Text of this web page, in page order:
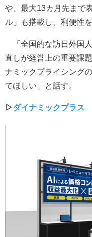
や、最大13カ月先まで
ル」も搭載し、利便性
「全国的な訪日外国
直しが経営上の重要課
ナミックプライシング
てほしい」と話す。
▷ダイナミックプラス